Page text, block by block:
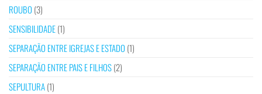
ROUBO (3)
SENSIBILIDADE(1)
SEPARAÇÃO ENTRE IGREJAS E ESTADO (1)
SEPARAÇÃO ENTRE PAIS E FILHOS(2)
SEPULTURA(1)